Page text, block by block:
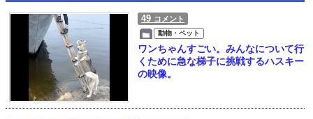
49 コメント
動物・ペット
ワンちゃんすごい。みんなについて行
くために急な梯子に挑戦するハスキー
の映像。